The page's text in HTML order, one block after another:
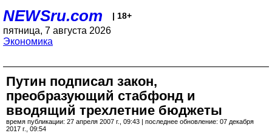
NEWSru.com | 18+
пятница, 7 августа 2026
Экономика
Путин подписал закон,
преобразующий стабфонд и
вводящий трехлетние бюджеты
время публикации: 27 апреля 2007 г., 09:43 | последнее обновление: 07 декабря
2017 г., 09:54